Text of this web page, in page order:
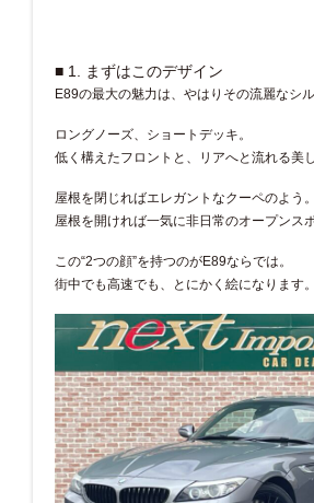
■ 1. まずはこのデザイン
E89の最大の魅力は、やはりその流麗なシル
ロングノーズ、ショートデッキ。
低く構えたフロントと、リアへと流れる美
屋根を閉じればエレガントなクーペのよう。
屋根を開ければ一気に非日常のオープンス
この“2つの顔”を持つのがE89ならでは。
街中でも高速でも、とにかく絵になります。